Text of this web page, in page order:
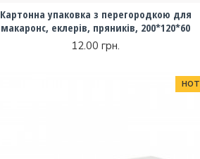
Картонна упаковка з перегородкою для
макаронс, еклерів, пряників, 200*120*60
12.00 грн.
HOT